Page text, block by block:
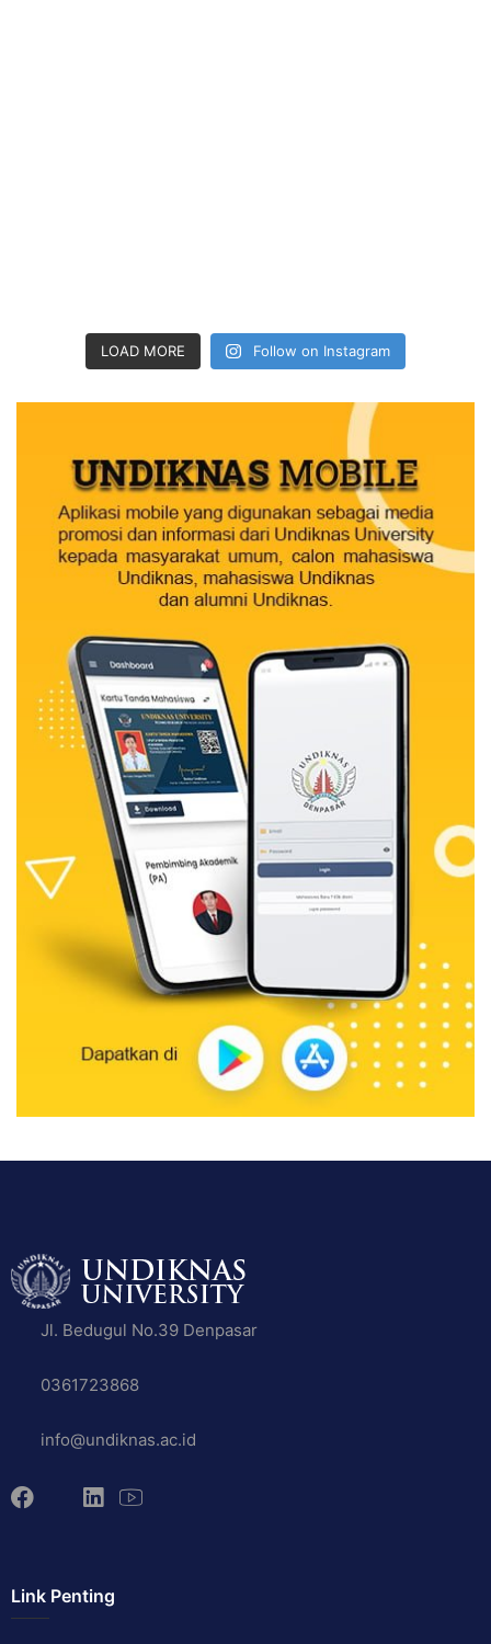
LOAD MORE Follow on Instagram
Jl. Bedugul No.39 Denpasar
0361723868
info@undiknas.ac.id
Link Penting